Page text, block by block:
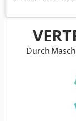
Sonstige, Baujahr:
Fahrerkabine:
Allradantrieb,
Durch